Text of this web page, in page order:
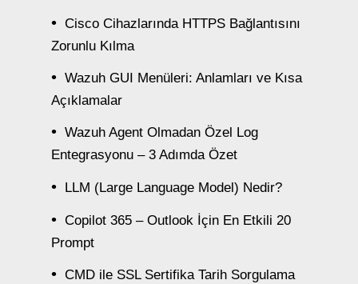
Cisco Cihazlarında HTTPS Bağlantısını
Zorunlu Kılma
Wazuh GUI Menüleri: Anlamları ve Kısa
Açıklamalar
Wazuh Agent Olmadan Özel Log
Entegrasyonu – 3 Adımda Özet
LLM (Large Language Model) Nedir?
Copilot 365 – Outlook İçin En Etkili 20
Prompt
CMD ile SSL Sertifika Tarih Sorgulama